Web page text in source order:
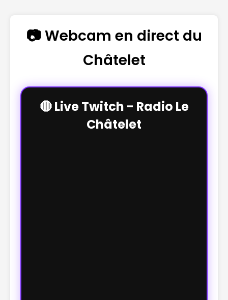
📷 Webcam en direct du
Châtelet
🔴 Live Twitch - Radio Le
Châtelet